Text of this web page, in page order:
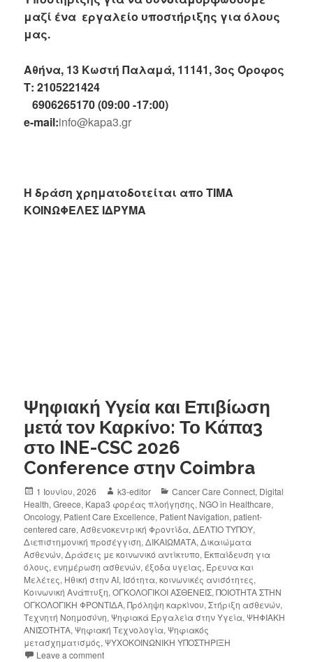
μαζί ένα εργαλείο υποστήριξης για όλους
μας.
Αθήνα, 13 Κωστή Παλαμά, 11141, 3ος Όροφος
Τ: 2105221424
6906265170 (09:00 -17:00)
e-mail:info@kapa3.gr
Η δράση χρηματοδοτείται απο ΤΙΜΑ
ΚΟΙΝΩΦΕΛΕΣ ΙΔΡΥΜΑ
Ψηφιακή Υγεία και Επιβίωση
μετά τον Καρκίνο: Το Κάπα3
στο INE-CSC 2026
Conference στην Coimbra
1 Ιουνίου, 2026 k3-editor Cancer Care Connect, Digital
Health,Greece, Kapa3 φορέας πλοήγησης, NGO in Healthcare,
Oncology, Patient Care Excellence, Patient Navigation,patient-
centered care,Ασθενοκεντρική Φροντίδα,ΔΕΛΤΙΟ ΤΥΠΟΥ,
Διεπιστημονική προσέγγιση,ΔΙΚΑΙΩΜΑΤΑ,Δικαιώματα
Ασθενών,Δράσεις με κοινωνικό αντίκτυπο, Εκπαίδευση για
όλους, ενημέρωση ασθενών, έξοδα υγείας, Έρευνα και
Μελέτες, Ηθική στην AI, Ισότητα,κοινωνικές ανισότητες,
Κοινωνική Ανάπτυξη,ΟΓΚΟΛΟΓΙΚΟΙ ΑΣΘΕΝΕΙΣ,ΠΟΙΟΤΗΤΑ ΣΤΗΝ
ΟΓΚΟΛΟΓΙΚΗ ΦΡΟΝΤΙΔΑ,Πρόληψη καρκίνου,Στήριξη ασθενών,
Τεχνητή Νοημοσύνη,Ψηφιακά Εργαλεία στην Υγεία,ΨΗΦΙΑΚΗ
ΑΝΙΣΟΤΗΤΑ,Ψηφιακή Τεχνολογία,Ψηφιακός
μετασχηματισμός,ΨΥΧΟΚΟΙΝΩΝΙΚΗ ΥΠΟΣΤΗΡΙΞΗ
Leave a comment